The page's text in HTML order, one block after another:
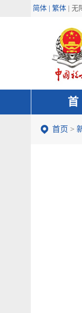
简体 | 繁体 无
首页 >